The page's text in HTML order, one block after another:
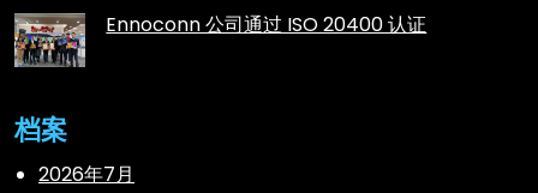
Ennoconn 公司通过 ISO 20400 认证
档案
2026年7月